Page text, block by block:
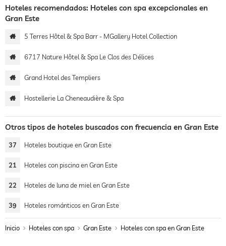
Hoteles recomendados: Hoteles con spa excepcionales en
Gran Este
5 Terres Hôtel & Spa Barr - MGallery Hotel Collection
6717 Nature Hôtel & Spa Le Clos des Délices
Grand Hotel des Templiers
Hostellerie La Cheneaudière & Spa
Otros tipos de hoteles buscados con frecuencia en Gran Este
37 Hoteles boutique en Gran Este
21 Hoteles con piscina en Gran Este
22 Hoteles de luna de miel en Gran Este
39 Hoteles románticos en Gran Este
Inicio Hoteles con spa Gran Este Hoteles con spa en Gran Este